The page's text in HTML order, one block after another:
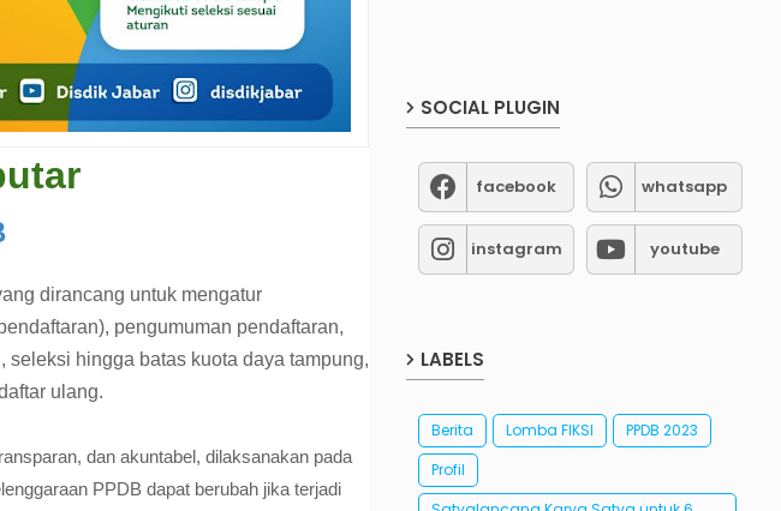
dirancang untuk mengatur
pengumuman pendaftaran,
hingga batas kuota daya tampung,
ulang.
dan akuntabel, dilaksanakan pada
PPDB dapat berubah jika terjadi
SOCIAL PLUGIN
facebook whatsapp
instagram youtube
LABELS
Berita Lomba FIKSI
PPDB 2023
Profil